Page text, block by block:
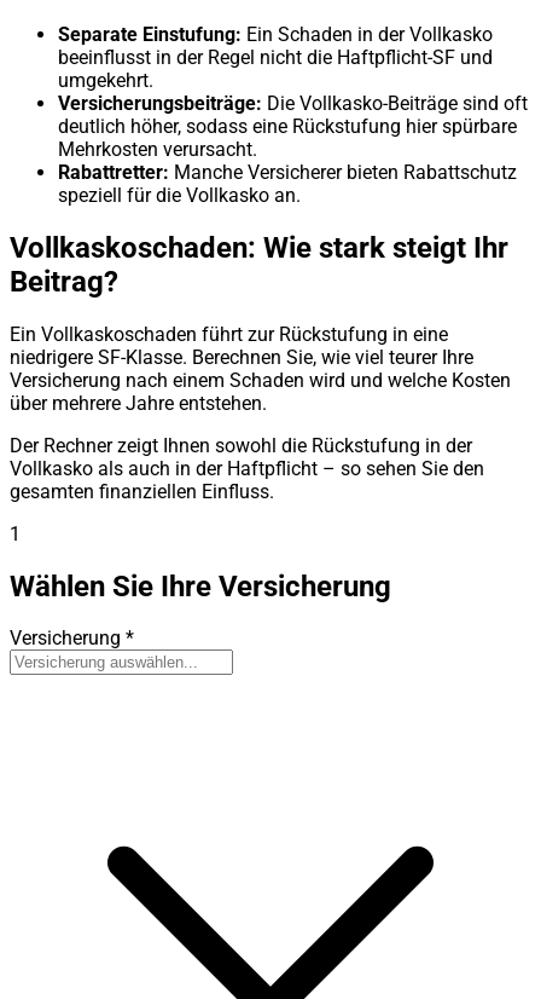
Separate Einstufung: Ein Schaden in der Vollkasko
beeinflusst in der Regel nicht die Haftpflicht-SF und
umgekehrt.
Versicherungsbeiträge: Die Vollkasko-Beiträge sind oft
deutlich höher, sodass eine Rückstufung hier spürbare
Mehrkosten verursacht.
Rabattretter: Manche Versicherer bieten Rabattschutz
speziell für die Vollkasko an.
Vollkaskoschaden: Wie stark steigt Ihr
Beitrag?
Ein Vollkaskoschaden führt zur Rückstufung in eine
niedrigere SF-Klasse. Berechnen Sie, wie viel teurer Ihre
Versicherung nach einem Schaden wird und welche Kosten
über mehrere Jahre entstehen.
Der Rechner zeigt Ihnen sowohl die Rückstufung in der
Vollkasko als auch in der Haftpflicht – so sehen Sie den
gesamten finanziellen Einfluss.
1
Wählen Sie Ihre Versicherung
Versicherung *